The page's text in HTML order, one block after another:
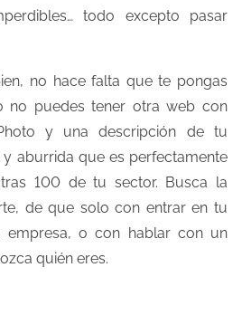
todo excepto pasar
no hace falta que te pongas
no puedes tener otra web con
y una descripción de tu
aburrida que es perfectamente
100 de tu sector. Busca la
de que solo con entrar en tu
o con hablar con un
quién eres.